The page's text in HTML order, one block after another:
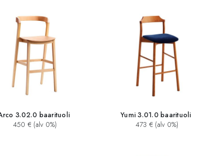
3.02.0 baarituoli
450 € (alv 0%)
Yumi 3.01.0 baarituoli
473 € (alv 0%)